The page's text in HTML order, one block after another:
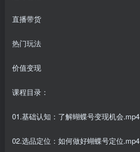
直播带货
热门玩法
价值变现
课程目录：
01.基础认知：了解蝴蝶号变现机会.mp4
02.选品定位：如何做好蝴蝶号定位.mp4